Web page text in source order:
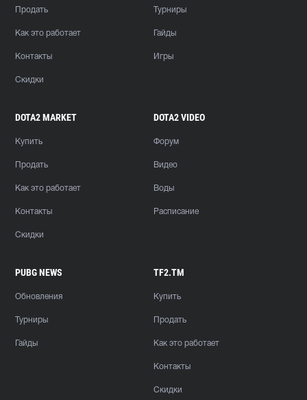
Продать
Как это работает
Контакты
Скидки
Турниры
Гайды
Игры
DOTA2 MARKET
Купить
Продать
Как это работает
Контакты
Скидки
DOTA2 VIDEO
Форум
Видео
Воды
Расписание
PUBG NEWS
Обновления
Турниры
Гайды
TF2.TM
Купить
Продать
Как это работает
Контакты
Скидки